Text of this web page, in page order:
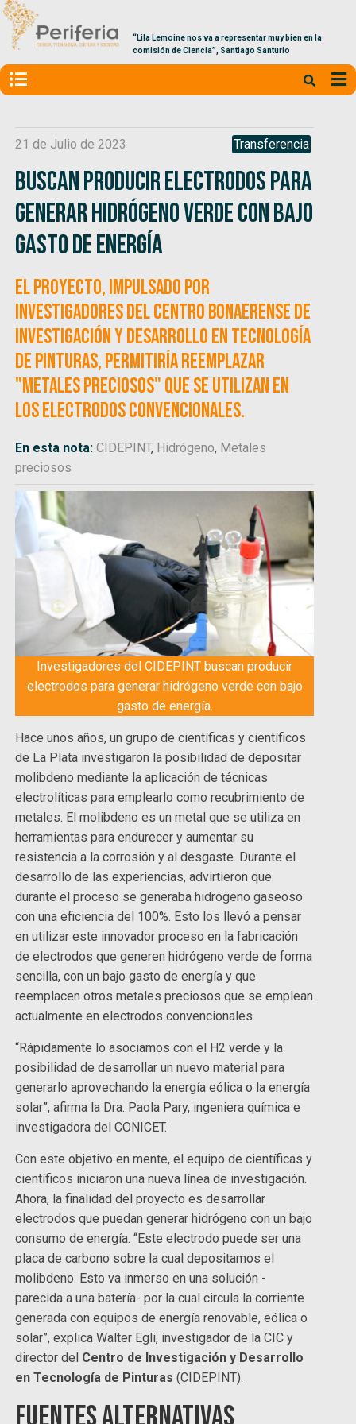
“Lila Lemoine nos va a representar muy bien en la
comisión de Ciencia”, Santiago Santurio
21 de Julio de 2023 Transferencia
Buscan producir electrodos para
generar hidrógeno verde con bajo
gasto de energía
El proyecto, impulsado por
investigadores del Centro bonaerense de
Investigación y Desarrollo en Tecnología
de Pinturas, permitiría reemplazar
"metales preciosos" que se utilizan en
los electrodos convencionales.
En esta nota:CIDEPINT, Hidrógeno, Metales
preciosos
Investigadores del CIDEPINT buscan producir
electrodos para generar hidrógeno verde con bajo
gasto de energía.
Hace unos años, un grupo de científicas y científicos
de La Plata investigaron la posibilidad de depositar
molibdeno mediante la aplicación de técnicas
electrolíticas para emplearlo como recubrimiento de
metales. El molibdeno es un metal que se utiliza en
herramientas para endurecer y aumentar su
resistencia a la corrosión y al desgaste. Durante el
desarrollo de las experiencias, advirtieron que
durante el proceso se generaba hidrógeno gaseoso
con una eficiencia del 100%. Esto los llevó a pensar
en utilizar este innovador proceso en la fabricación
de electrodos que generen hidrógeno verde de forma
sencilla, con un bajo gasto de energía y que
reemplacen otros metales preciosos que se emplean
actualmente en electrodos convencionales.
“Rápidamente lo asociamos con el H2 verde y la
posibilidad de desarrollar un nuevo material para
generarlo aprovechando la energía eólica o la energía
solar”, afirma la Dra. Paola Pary, ingeniera química e
investigadora del CONICET.
Con este objetivo en mente, el equipo de científicas y
científicos iniciaron una nueva línea de investigación.
Ahora, la finalidad del proyecto es desarrollar
electrodos que puedan generar hidrógeno con un bajo
consumo de energía. “Este electrodo puede ser una
placa de carbono sobre la cual depositamos el
molibdeno. Esto va inmerso en una solución -
parecida a una batería- por la cual circula la corriente
generada con equipos de energía renovable, eólica o
solar”, explica Walter Egli, investigador de la CIC y
director del Centro de Investigación y Desarrollo
en Tecnología de Pinturas (CIDEPINT).